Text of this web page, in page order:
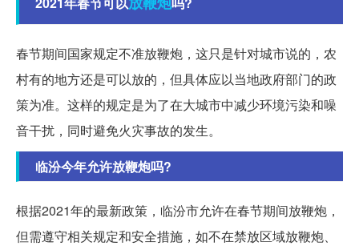
春节期间国家规定不准放鞭炮，这只是针对城市说的，农
村有的地方还是可以放的，但具体应以当地政府部门的政
策为准。这样的规定是为了在大城市中减少环境污染和噪
音干扰，同时避免火灾事故的发生。
临汾今年允许放鞭炮吗?
根据2021年的最新政策，临汾市允许在春节期间放鞭炮，
但需遵守相关规定和安全措施，如不在禁放区域放鞭炮、